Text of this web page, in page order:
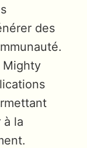
des
Mighty
à la